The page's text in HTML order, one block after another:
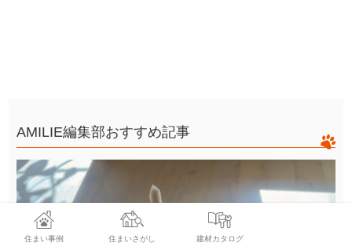
AMILIE編集部おすすめ記事
住まい事例 住まいさがし 建材カタログ